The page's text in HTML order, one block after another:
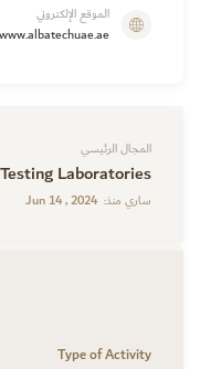
الموقع الإلكتروني
المجال الرئيسي
Testing Laboratories
ساري منذ: Jun 14 , 2024
Type of Activity